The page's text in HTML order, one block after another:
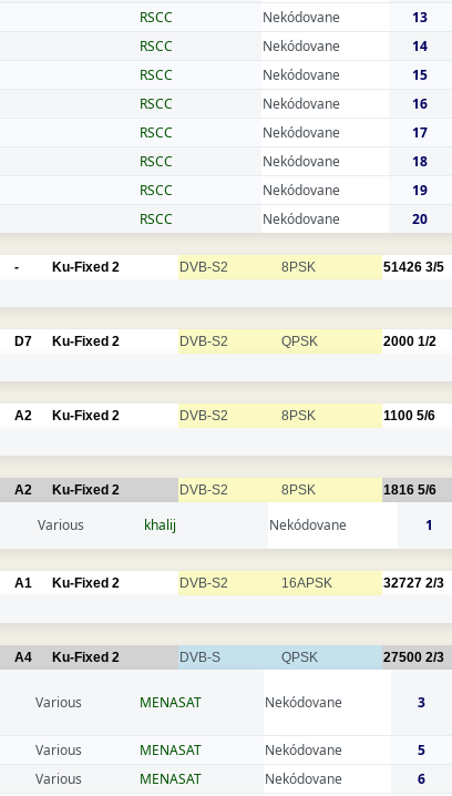
RSCC Nekódovane 13
RSCC Nekódovane 14
RSCC Nekódovane 15
RSCC Nekódovane 16
RSCC Nekódovane 17
RSCC Nekódovane 18
RSCC Nekódovane 19
RSCC Nekódovane 20
- Ku-Fixed 2 DVB-S2 8PSK 51426 3/5
D7 Ku-Fixed 2 DVB-S2 QPSK 2000 1/2
A2 Ku-Fixed 2 DVB-S2 8PSK 1100 5/6
A2 Ku-Fixed 2 DVB-S2 8PSK 1816 5/6
Various khalij Nekódovane 1
A1 Ku-Fixed 2 DVB-S2 16APSK 32727 2/3
A4 Ku-Fixed 2 DVB-S QPSK 27500 2/3
Various MENASAT Nekódovane 3
Various MENASAT Nekódovane 5
Various MENASAT Nekódovane 6